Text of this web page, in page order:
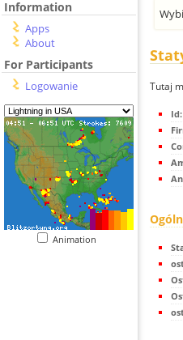
Information
Apps
About
For Participants
Logowanie
Animation
Tutaj
Id: